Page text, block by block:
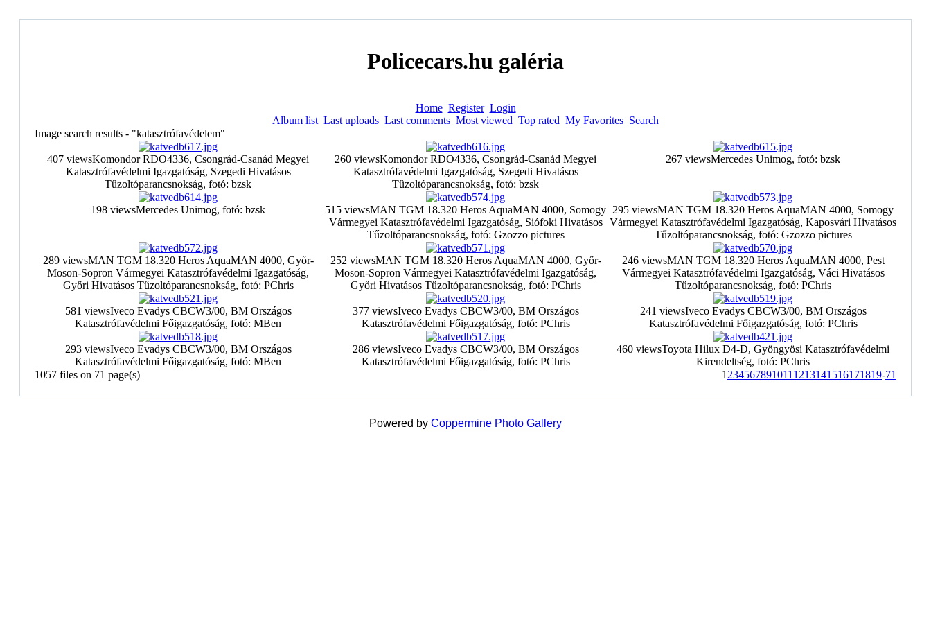
Policecars.hu galéria
Home Register Login
Album list Last uploads Last comments Most viewed Top rated My Favorites Search
Image search results - "katasztrófavédelem"
407 viewsKomondor RDO4336, Csongrád-Csanád Megyei
Katasztrófavédelmi Igazgatóság, Szegedi Hivatásos
Tûzoltóparancsnokság, fotó: bzsk
260 viewsKomondor RDO4336, Csongrád-Csanád Megyei
Katasztrófavédelmi Igazgatóság, Szegedi Hivatásos
Tûzoltóparancsnokság, fotó: bzsk
267 viewsMercedes Unimog, fotó: bzsk
198 viewsMercedes Unimog, fotó: bzsk 515 viewsMAN TGM 18.320 Heros AquaMAN 4000, Somogy
Vármegyei Katasztrófavédelmi Igazgatóság, Siófoki Hivatásos
Tűzoltóparancsnokság, fotó: Gzozzo pictures
295 viewsMAN TGM 18.320 Heros AquaMAN 4000, Somogy
Vármegyei Katasztrófavédelmi Igazgatóság, Kaposvári Hivatásos
Tűzoltóparancsnokság, fotó: Gzozzo pictures
289 viewsMAN TGM 18.320 Heros AquaMAN 4000, Győr-
Moson-Sopron Vármegyei Katasztrófavédelmi Igazgatóság,
Győri Hivatásos Tűzoltóparancsnokság, fotó: PChris
252 viewsMAN TGM 18.320 Heros AquaMAN 4000, Győr-
Moson-Sopron Vármegyei Katasztrófavédelmi Igazgatóság,
Győri Hivatásos Tűzoltóparancsnokság, fotó: PChris
246 viewsMAN TGM 18.320 Heros AquaMAN 4000, Pest
Vármegyei Katasztrófavédelmi Igazgatóság, Váci Hivatásos
Tűzoltóparancsnokság, fotó: PChris
581 viewsIveco Evadys CBCW3/00, BM Országos
Katasztrófavédelmi Főigazgatóság, fotó: MBen
377 viewsIveco Evadys CBCW3/00, BM Országos
Katasztrófavédelmi Főigazgatóság, fotó: PChris
241 viewsIveco Evadys CBCW3/00, BM Országos
Katasztrófavédelmi Főigazgatóság, fotó: PChris
293 viewsIveco Evadys CBCW3/00, BM Országos
Katasztrófavédelmi Főigazgatóság, fotó: MBen
286 viewsIveco Evadys CBCW3/00, BM Országos
Katasztrófavédelmi Főigazgatóság, fotó: PChris
460 viewsToyota Hilux D4-D, Gyöngyösi Katasztrófavédelmi
Kirendeltség, fotó: PChris
1057 files on 71 page(s)
1 234567891011 1213141516171819-71
Powered by Coppermine Photo Gallery